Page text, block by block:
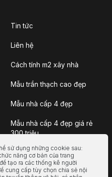
Tin tức
Liên hệ
Cách tính m2 xây nhà
Mẫu trần thạch cao đẹp
Mẫu nhà cấp 4 đẹp
Mẫu nhà cấp 4 đẹp giá rẻ
300 triệu
Nhà vườn
Nhà container
sử dụng những cookie sau:
năng cơ bản của trang
tạo ra các thống kê người
cung cấp tùy chọn chia sẻ nội